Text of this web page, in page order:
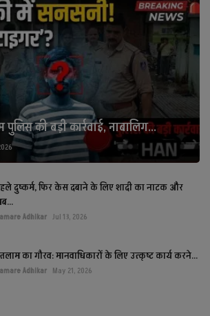
की बड़ी कार्रवाई, नाबालिग...
दुष्कर्म, फिर केस दबाने के लिए शादी का नाटक और
Adhikar Jul 13, 2026
का गौरव: मानवाधिकारों के लिए उत्कृष्ट कार्य करने...
Adhikar May 21, 2026